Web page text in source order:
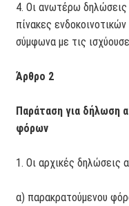
4. Οι ανωτέρω δηλώσεις
πίνακες
σύμφωνα με τις
Άρθρο 2
Παράταση για δήλωση
φόρων
1. Οι αρχικές δηλώσεις
α) παρακρατούμενου